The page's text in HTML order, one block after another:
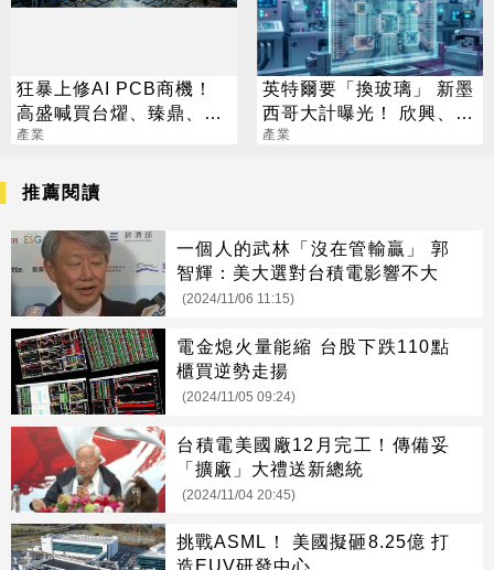
狂暴上修AI PCB商機！
高盛喊買台燿、臻鼎、台
產業
英特爾要「換玻璃」 新墨
西哥大計曝光！ 欣興、宸
鴻已全面卡位
產業
推薦閱讀
一個人的武林「沒在管輸贏」 郭
智輝：美大選對台積電影響不大
(2024/11/06 11:15)
電金熄火量能縮 台股下跌110點
櫃買逆勢走揚
(2024/11/05 09:24)
台積電美國廠12月完工！傳備妥
「擴廠」大禮送新總統
(2024/11/04 20:45)
挑戰ASML！ 美國擬砸8.25億 打
造EUV研發中心